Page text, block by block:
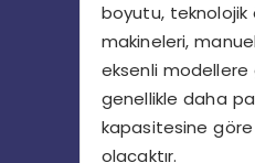
boyutu, teknolojik
makineleri,
eksenli modellere
genellikle daha
kapasitesine
olacaktır.